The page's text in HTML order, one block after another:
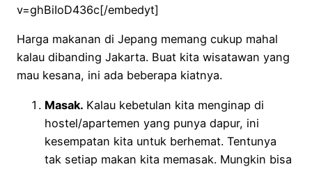
v=ghBiIoD436c[/embedyt]
Harga makanan di Jepang memang cukup mahal
kalau dibanding Jakarta. Buat kita wisatawan yang
mau kesana, ini ada beberapa kiatnya.
Masak. Kalau kebetulan kita menginap di
hostel/apartemen yang punya dapur, ini
kesempatan kita untuk berhemat. Tentunya
tak setiap makan kita memasak. Mungkin bisa